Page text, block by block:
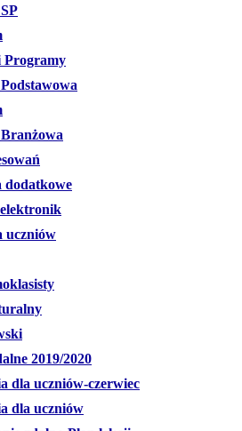
Programy
Podstawowa
Branżowa
dodatkowe
uczniów
2019/2020
dla uczniów-czerwiec
dla uczniów